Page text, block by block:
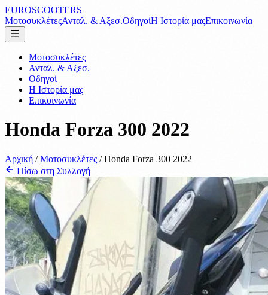
EUROSCOOTERS
ΜοτοσυκλέτεςΑνταλ. & Αξεσ.ΟδηγοίΗ Ιστορία μαςΕπικοινωνία
Μοτοσυκλέτες
Ανταλ. & Αξεσ.
Οδηγοί
Η Ιστορία μας
Επικοινωνία
Honda Forza 300 2022
Αρχική / Μοτοσυκλέτες / Honda Forza 300 2022
Πίσω στη Συλλογή